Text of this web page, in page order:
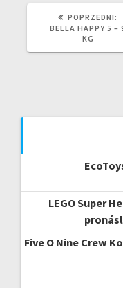
POPRZEDNI:
BELLA HAPPY 5 –
KG
LEGO Super
Five O Nine Crew